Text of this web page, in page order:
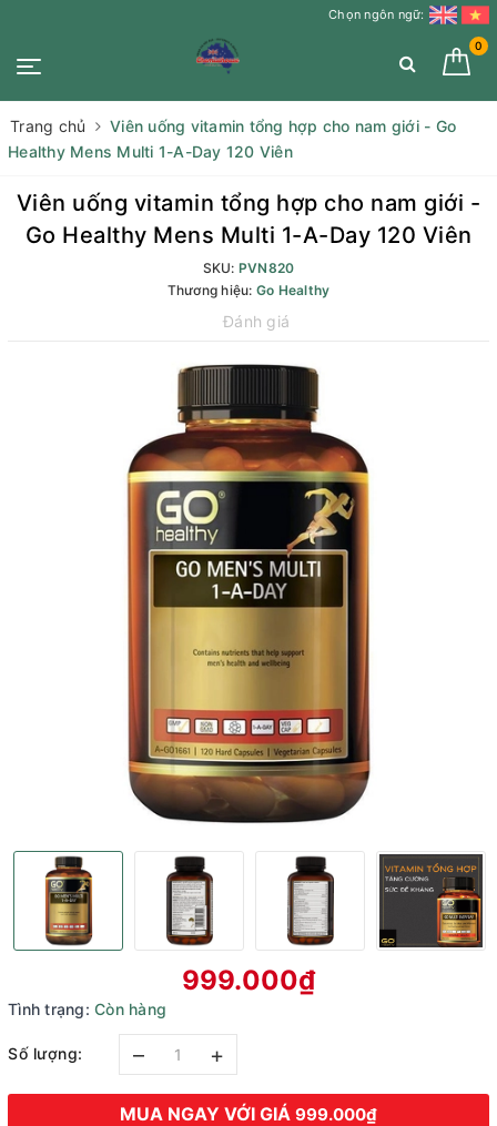
Chọn ngôn ngữ:
0
Trang chủ
Viên uống vitamin tổng hợp cho nam giới - Go
Healthy Mens Multi 1-A-Day 120 Viên
Viên uống vitamin tổng hợp cho nam giới -
Go Healthy Mens Multi 1-A-Day 120 Viên
SKU: PVN820
Thương hiệu: Go Healthy
Đánh giá
999.000₫
Tình trạng: Còn hàng
Số lượng: – +
MUA NGAY VỚI GIÁ 999.000₫